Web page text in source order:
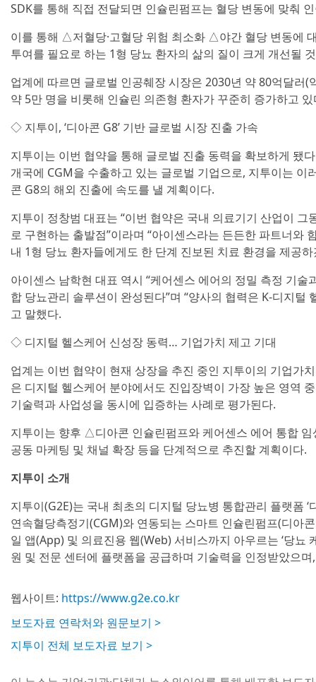
SDK를 통해 직접 전달되면 인슐린펌프는 혈당 변동에 맞춰
이를 통해 △저혈당·고혈당 위험 최소화 △야간 혈당 변동에
투여를 필요로 하는 1형 당뇨 환자의 삶의 질이 크게 개선될
업계에 따르면 글로벌 인공췌장 시장은 2030년 약 80억달러
약 5만 명을 비롯해 인슐린 의존형 환자가 꾸준히 증가하고 있
◇ 지투이, ‘디아콘 G8’ 기반 글로벌 시장 진출 가속
지투이는 이번 협약을 통해 글로벌 진출 동력을 확보하게 됐
개국에 CGM을 수출하고 있는 글로벌 기업으로, 지투이는
콘 G8의 해외 진출에 속도를 낼 계획이다.
지투이 정창범 대표는 “이번 협약은 국내 의료기기 산업이
로 구현하는 출발점”이라며 “아이센스라는 든든한 파트너와
내 1형 당뇨 환자들에게도 한 단계 진보된 치료 환경을 제공
아이센스 남학현 대표 역시 “케어센스 에어의 정밀 측정 기
합 당뇨관리 솔루션이 완성된다”며 “양사의 협력은 K-디지
고 말했다.
◇ 디지털 헬스케어 신성장 동력… 기업가치 제고 기대
업계는 이번 협약이 현재 상장을 추진 중인 지투이의 기업가
은 디지털 헬스케어 분야에서도 진입장벽이 가장 높은 영역
기술력과 사업성을 동시에 입증하는 사례로 평가된다.
지투이는 향후 △디아콘 인슐린펌프와 케어센스 에어 통합
공동 마케팅 및 채널 확장 등을 단계적으로 추진할 계획이다.
지투이 소개
지투이(G2E)는 국내 최초의 디지털 당뇨병 통합관리 플랫폼
연속혈당측정기(CGM)와 연동되는 스마트 인슐린펌프(디아
일 앱(App) 및 의료진용 웹(Web) 서비스까지 아우르는 ‘당뇨
원 및 전문 센터에 플랫폼을 공급하며 기술력을 인정받았으
웹사이트: https://www.g2e.co.kr
보도자료 연락처와 원문보기 >
지투이 전체 보도자료 보기 >